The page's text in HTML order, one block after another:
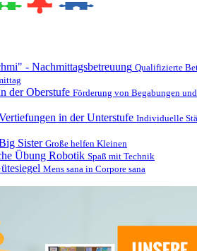
- Nachmittagsbetreuung Qualifizierte
der Oberstufe Förderung von Begabungen und
in der Unterstufe Individuelle
Sister Große helfen Kleinen
Übung Robotik Spaß mit Technik
Mens sana in Corpore sana